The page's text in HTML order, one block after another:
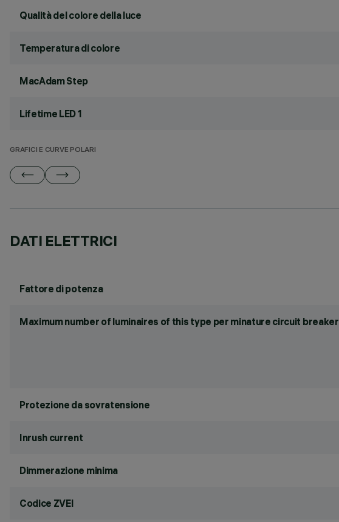
Qualità del colore della luce
Temperatura di colore
MacAdam Step
Lifetime LED 1
GRAFICI E CURVE POLARI
DATI ELETTRICI
Fattore di potenza
Maximum number of luminaires of this type per minature circuit breaker
Protezione da sovratensione
Inrush current
Dimmerazione minima
Codice ZVEI